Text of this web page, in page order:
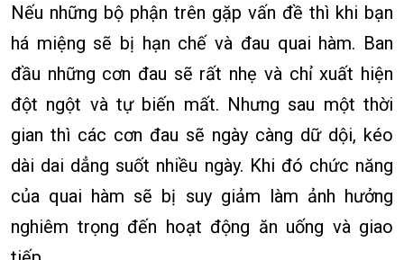
Nếu những bộ phận trên gặp vấn đề thì khi bạn
há miệng sẽ bị hạn chế và đau quai hàm. Ban
đầu những cơn đau sẽ rất nhẹ và chỉ xuất hiện
đột ngột và tự biến mất. Nhưng sau một thời
gian thì các cơn đau sẽ ngày càng dữ dội, kéo
dài dai dẳng suốt nhiều ngày. Khi đó chức năng
của quai hàm sẽ bị suy giảm làm ảnh hưởng
nghiêm trọng đến hoạt động ăn uống và giao